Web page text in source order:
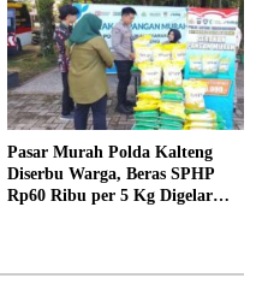
Pasar Murah Polda Kalteng
Diserbu Warga, Beras SPHP
Rp60 Ribu per 5 Kg Digelar